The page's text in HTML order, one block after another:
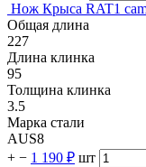
Нож Крыса RAT1
Общая длина
227
Длина клинка
95
Толщина клинка
3.5
Марка стали
AUS8
+ − 1 190 ₽ шт